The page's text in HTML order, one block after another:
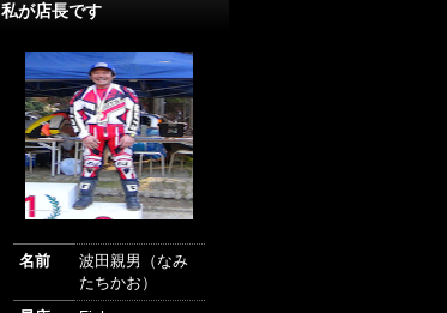
私が店長です
名前
波田親男（なみ
たちかお）